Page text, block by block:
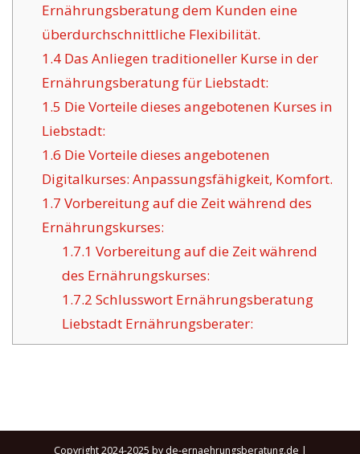
Ernährungsberatung dem Kunden eine
überdurchschnittliche Flexibilität.
1.4Das Anliegen traditioneller Kurse in der
Ernährungsberatung für Liebstadt:
1.5 Die Vorteile dieses angebotenen Kurses in
Liebstadt:
1.6 Die Vorteile dieses angebotenen
Digitalkurses: Anpassungsfähigkeit, Komfort.
1.7 Vorbereitung auf die Zeit während des
Ernährungskurses:
1.7.1 Vorbereitung auf die Zeit während
des Ernährungskurses:
1.7.2 Schlusswort Ernährungsberatung
Liebstadt Ernährungsberater:
Copyright 2024-2025 by de-ernaehrungsberatung.de |